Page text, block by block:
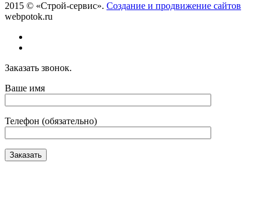
2015 © «Строй-сервис». Создание и продвижение сайтов
webpotok.ru
Заказать звонок.
Ваше имя
Телефон (обязательно)